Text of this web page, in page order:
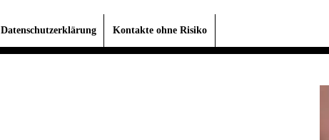
Datenschutzerklärung Kontakte ohne Risiko